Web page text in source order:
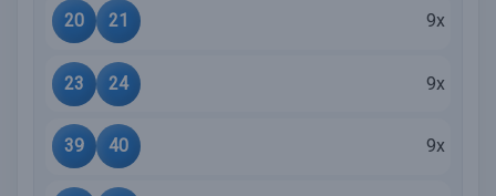
20 21 9x
23 24 9x
39 40 9x